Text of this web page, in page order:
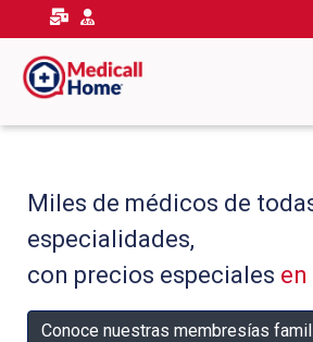
Miles de médicos de
especialidades,
con precios especiales
Conoce nuestras membresías